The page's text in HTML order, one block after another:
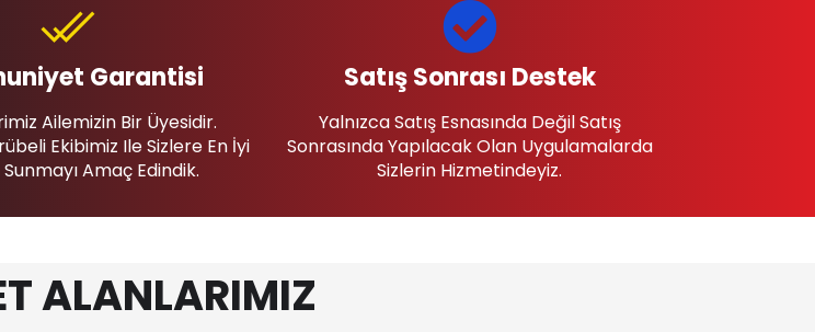
Garantisi
Ailemizin Bir Üyesidir.
Ekibimiz Ile Sizlere En İyi
Amaç Edindik.
Satış Sonrası Destek
Yalnızca Satış Esnasında Değil Satış
Sonrasında Yapılacak Olan Uygulamalarda
Sizlerin Hizmetindeyiz.
ALANLARIMIZ